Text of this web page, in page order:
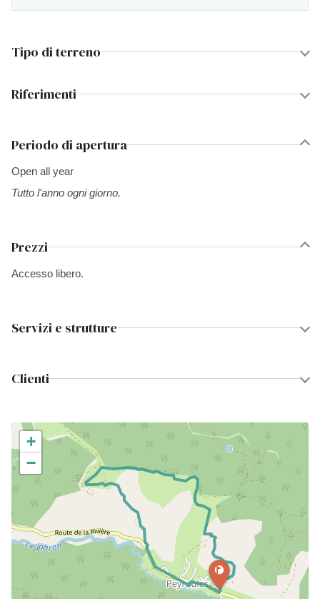
Tipo di terreno
Riferimenti
Periodo di apertura
Open all year
Tutto l'anno ogni giorno.
Prezzi
Accesso libero.
Servizi e strutture
Clienti
+
−